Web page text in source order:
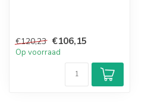
€120,23 €106,15
Op voorraad